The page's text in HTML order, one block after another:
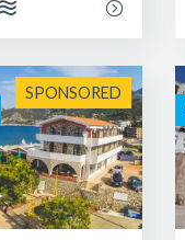
SPONSORED